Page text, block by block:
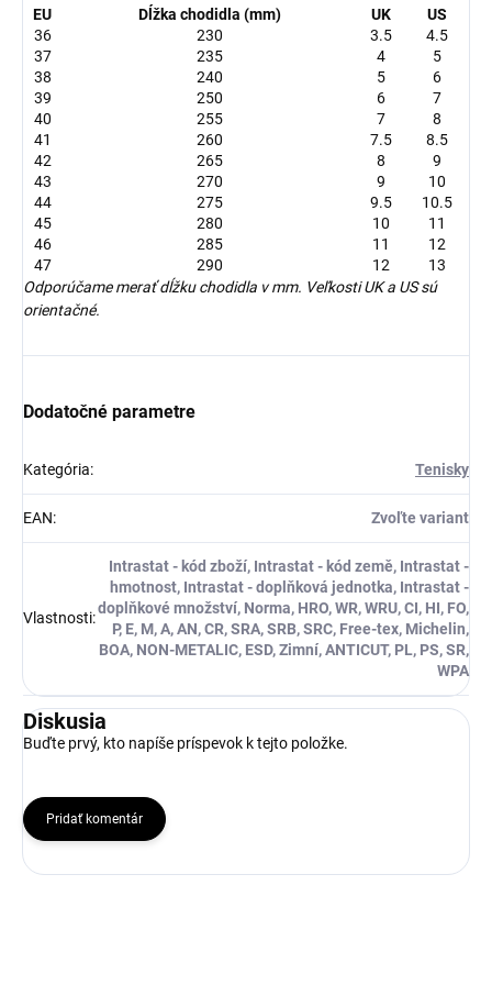
EU Dĺžka chodidla (mm) UK
US
36
230 3.5
4.5
37
235 4
5
38
240 5
6
39
250 6
7
40
255 7
8
41
260 7.5
8.5
42
265 8
9
43
270 9
10
44
275 9.5
10.5
45
280 10
11
46
285 11
12
47
290 12
13
Odporúčame merať dĺžku chodidla v mm. Veľkosti UK a US sú
orientačné.
Dodatočné parametre
Kategória: Tenisky
EAN: Zvoľte variant
Vlastnosti:
Intrastat - kód zboží, Intrastat - kód země, Intrastat -
hmotnost, Intrastat - doplňková jednotka, Intrastat -
doplňkové množství, Norma, HRO, WR, WRU, CI, HI, FO,
P, E, M, A, AN, CR, SRA, SRB, SRC, Free-tex, Michelin,
BOA, NON-METALIC, ESD, Zimní, ANTICUT, PL, PS, SR,
WPA
Diskusia
Buďte prvý, kto napíše príspevok k tejto položke.
Pridať komentár